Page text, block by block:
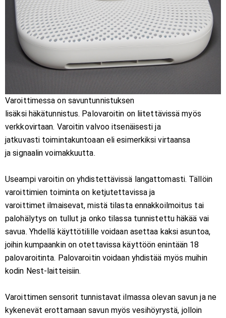
Varoittimessa on savuntunnistuksen
lisäksi häkätunnistus. Palovaroitin on liitettävissä myös
verkkovirtaan. Varoitin valvoo itsenäisesti ja
jatkuvasti toimintakuntoaan eli esimerkiksi virtaansa
ja signaalin voimakkuutta.
Useampi varoitin on yhdistettävissä langattomasti. Tällöin
varoittimien toiminta on ketjutettavissa ja
varoittimet ilmaisevat, mistä tilasta ennakkoilmoitus tai
palohälytys on tullut ja onko tilassa tunnistettu häkää vai
savua. Yhdellä käyttötilille voidaan asettaa kaksi asuntoa,
joihin kumpaankin on otettavissa käyttöön enintään 18
palovaroitinta. Palovaroitin voidaan yhdistää myös muihin
kodin Nest-laitteisiin.
Varoittimen sensorit tunnistavat ilmassa olevan savun ja ne
kykenevät erottamaan savun myös vesihöyrystä, jolloin